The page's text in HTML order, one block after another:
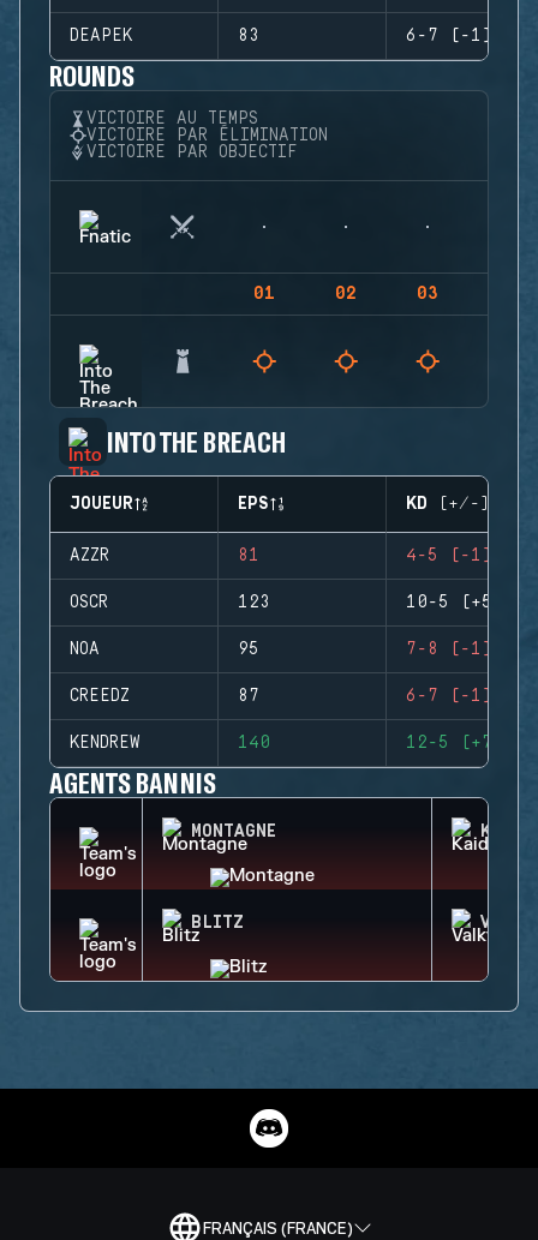
DEAPEK 83 6-7 (-1)
ROUNDS
VICTOIRE AU TEMPS
VICTOIRE PAR ÉLIMINATION
VICTOIRE PAR OBJECTIF
01 02 03
INTO THE BREACH
JOUEUR EPS KD (+/-)
AZZR 81 4-5 (-1)
OSCR 123 10-5 (+5)
NOA 95 7-8 (-1)
CREEDZ 87 6-7 (-1)
KENDREW 140 12-5 (+7)
AGENTS BANNIS
MONTAGNE KAID
BLITZ
FRANÇAIS (FRANCE)